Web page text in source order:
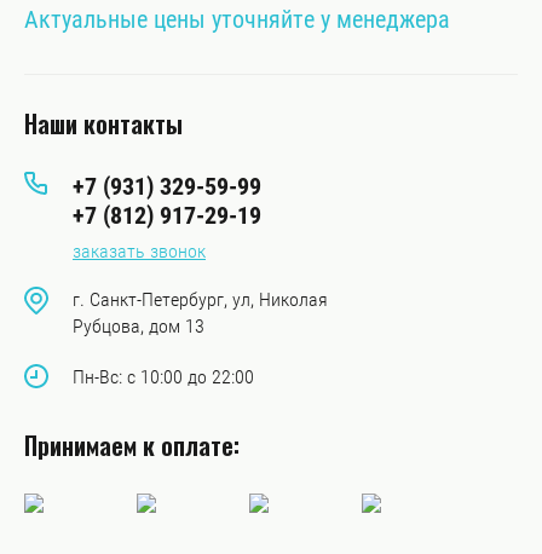
Актуальные цены уточняйте у менеджера
Наши контакты
+7 (931) 329-59-99
+7 (812) 917-29-19
заказать звонок
г. Санкт-Петербург, ул, Николая
Рубцова, дом 13
Пн-Вс: с 10:00 до 22:00
Принимаем к оплате: